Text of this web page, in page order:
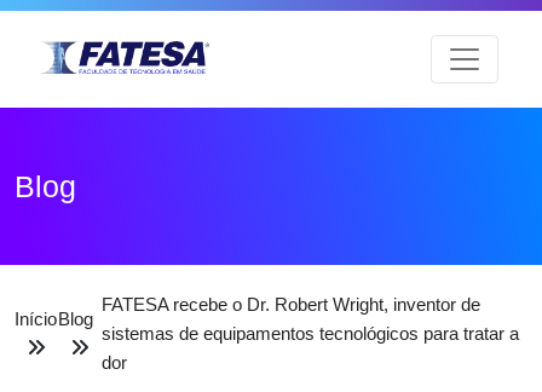
Blog
InícioBlog
FATESA recebe o Dr. Robert Wright, inventor de
sistemas de equipamentos tecnológicos para tratar a
dor